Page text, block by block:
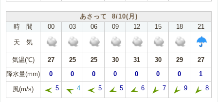
あさって 8/10(月)
時 間
00 03 06 09 12 15 18 21
天 気
気温(℃) 27 25 25 30 31 30 29
27
降水量(mm)
0 0 0 0 0 0 0 1
風(m/s) 5 4 5 5 6 7 9 8